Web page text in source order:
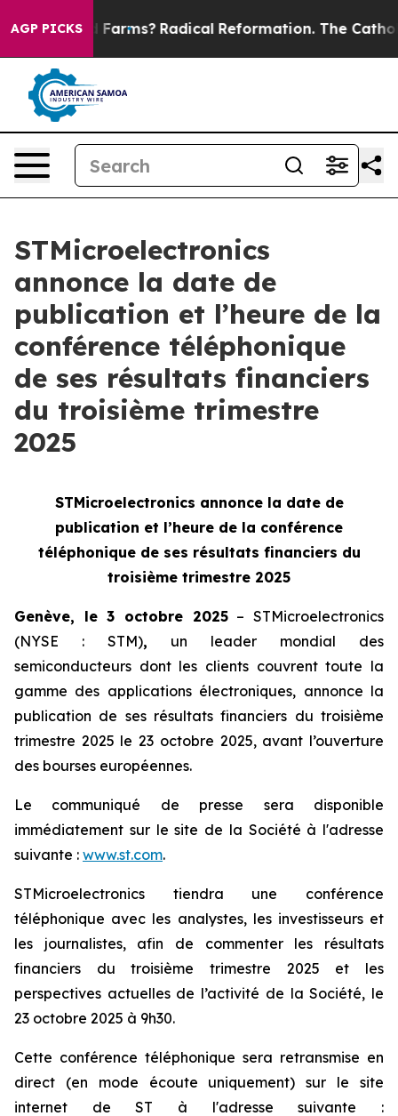
AGP PICKS
Wind Farms? Radical Reformation. The Catholic
STMicroelectronics
annonce la date de
publication et l’heure de la
conférence téléphonique
de ses résultats financiers
du troisième trimestre
2025
STMicroelectronics annonce la date de
publication et l’heure de la conférence
téléphonique de ses résultats financiers du
troisième trimestre 2025
Genève, le 3 octobre 2025– STMicroelectronics
(NYSE : STM), un leader mondial des
semiconducteurs dont les clients couvrent toute la
gamme des applications électroniques, annonce la
publication de ses résultats financiers du troisième
trimestre 2025 le 23 octobre 2025, avant l’ouverture
des bourses européennes.
Le communiqué de presse sera disponible
immédiatement sur le site de la Société à l'adresse
suivante : www.st.com.
STMicroelectronics tiendra une conférence
téléphonique avec les analystes, les investisseurs et
les journalistes, afin de commenter les résultats
financiers du troisième trimestre 2025 et les
perspectives actuelles de l’activité de la Société, le
23 octobre 2025 à 9h30.
Cette conférence téléphonique sera retransmise en
direct (en mode écoute uniquement) sur le site
internet de ST à l'adresse suivante :